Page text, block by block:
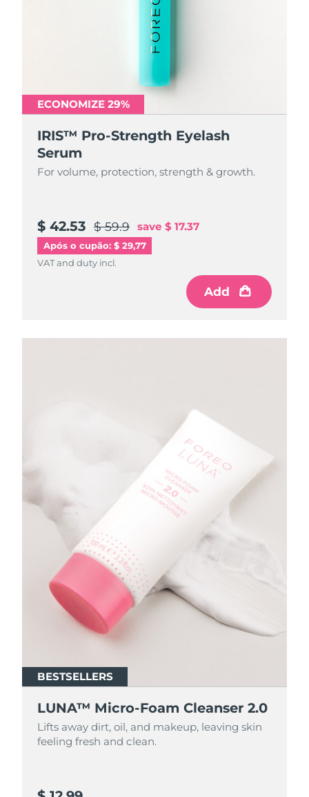
ECONOMIZE 29%
IRIS™ Pro-Strength Eyelash
Serum
For volume, protection, strength & growth.
$ 42.53 $ 59.9 save $ 17.37
Após o cupão: $ 29,77
VAT and duty incl.
Add
BESTSELLERS
LUNA™ Micro-Foam Cleanser 2.0
Lifts away dirt, oil, and makeup, leaving skin
feeling fresh and clean.
BESTSELLERS
LUNA™ Micro-Foam Cleanser 2.0
Lifts away dirt, oil, and makeup, leaving skin
feeling fresh and clean.